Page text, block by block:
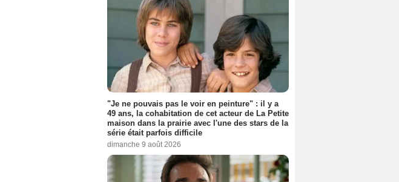
"Je ne pouvais pas le voir en peinture" : il y a
49 ans, la cohabitation de cet acteur de La Petite
maison dans la prairie avec l'une des stars de la
série était parfois difficile
dimanche 9 août 2026